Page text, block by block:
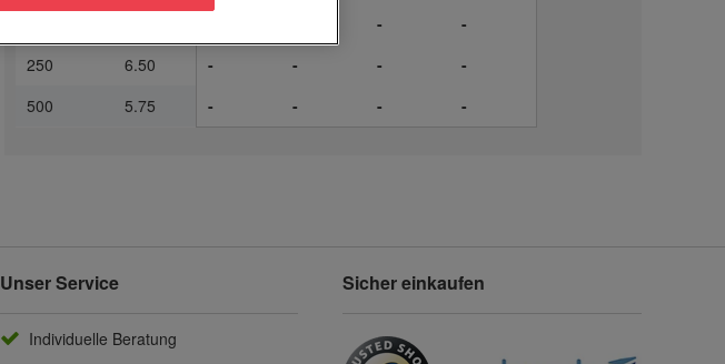
-
-
250
6.50 - - -
-
500
5.75 - - - -
Unser Service
Individuelle Beratung
Sicher einkaufen